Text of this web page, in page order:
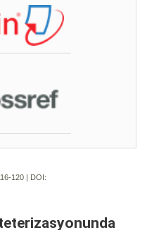
120 | DOI: